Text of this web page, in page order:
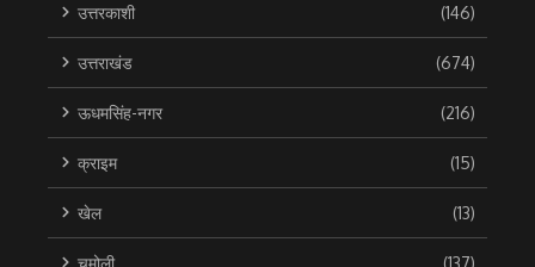
उत्तरकाशी (146)
उत्तराखंड (674)
ऊधमसिंह-नगर (216)
क्राइम (15)
खेल (13)
चमोली (137)